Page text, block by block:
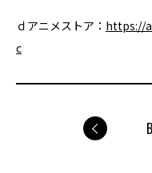
ｄアニメストア： https://
c